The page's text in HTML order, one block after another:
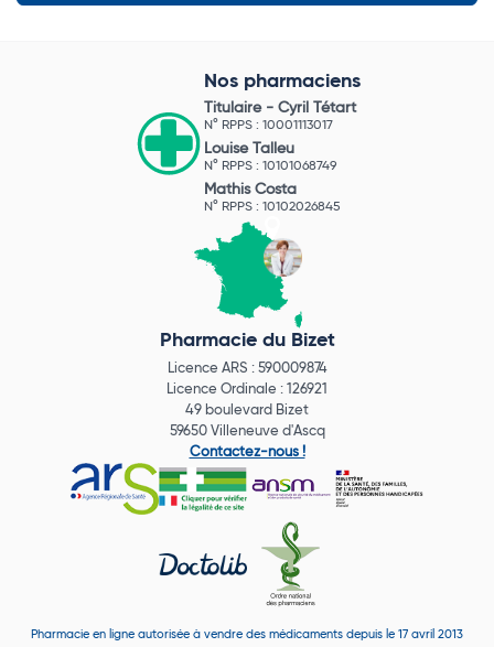
Nos pharmaciens
Titulaire - Cyril Tétart
N° RPPS : 10001113017
Louise Talleu
N° RPPS : 10101068749
Mathis Costa
N° RPPS : 10102026845
Pharmacie du Bizet
Licence ARS : 590009874
Licence Ordinale : 126921
49 boulevard Bizet
59650 Villeneuve d'Ascq
Contactez-nous !
Pharmacie en ligne autorisée à vendre des médicaments depuis le 17 avril 2013